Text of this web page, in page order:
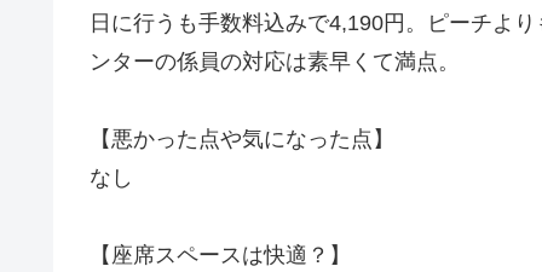
日に行うも手数料込みで4,190円。ピーチよ
ンターの係員の対応は素早くて満点。
【悪かった点や気になった点】
なし
【座席スペースは快適？】